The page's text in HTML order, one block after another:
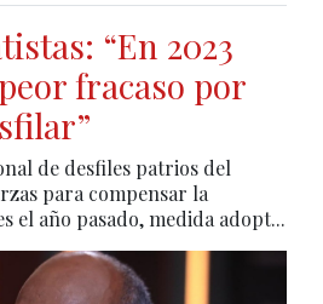
“En 2023
fracaso por
de desfiles patrios del
para compensar la
el año pasado, medida adopt...